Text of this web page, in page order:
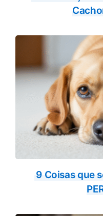
9 Coisas que